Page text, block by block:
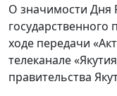
О значимости Дня
государственного
ходе передачи
телеканале
правительства